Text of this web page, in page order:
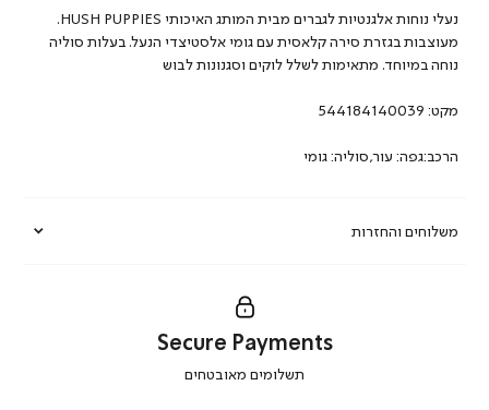
משלוחים והחזרות
נעלי נוחות אלגנטיות לגברים מבית המותג האיכותי HUSH PUPPIES.
מעוצבות בגזרת סירה קלאסית עם גומי אלסטיצדי הנעל. בעלות סוליה
נוחה במיוחד. מתאימות לשלל לוקים וסגנונות לבוש
מקט: 544184140039
הרכב:גפה: עור,סוליה: גומי
secure
Secure Payments
תשלומים מאובטחים